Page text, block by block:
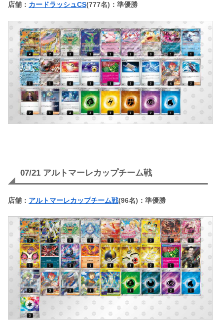
店舗： カードラッシュCS(777名)：準優勝
07/21 アルトマーレカップチーム戦
店舗： アルトマーレカップチーム戦(96名)：準優勝